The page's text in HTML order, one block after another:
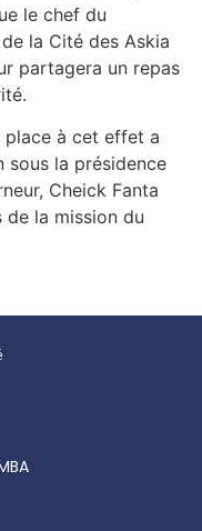
le chef du
la Cité des Askia
partagera un repas
place à cet effet a
sous la présidence
Cheick Fanta
la mission du